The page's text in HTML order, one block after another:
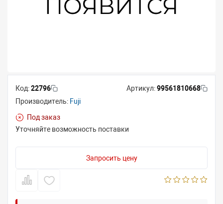
Код:22796 Артикул:99561810668
Производитель: Fuji
Под заказ
Уточняйте возможность поставки
Запросить цену